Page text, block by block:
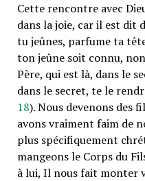
Cette rencontre avec
dans la joie, car il est dit
tu jeûnes, parfume ta
ton jeûne soit connu,
Père, qui est là, dans le
dans le secret, te le
18). Nous devenons des
avons vraiment faim de
plus spécifiquement
mangeons le Corps du
à lui, Il nous fait monter